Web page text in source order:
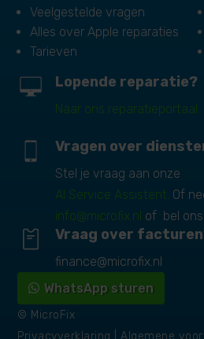
Veelgestelde vragen
Alles over Apple reparaties
Tarieven
Lopende reparatie?
Naar ons reparatieportaal
Vragen over
Stel je vraag aan onze
AI Service Assistent. Of
info@microfix.nl of bel
Vraag over
finance@microfix.nl
WhatsApp sturen
© MicroFix
Privacyverklaring
|Algemene